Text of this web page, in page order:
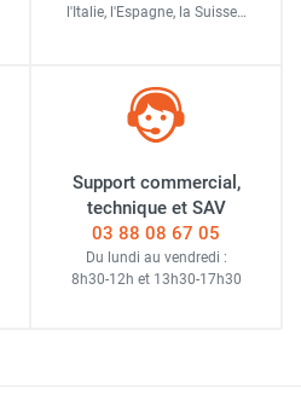
l'Italie, l'Espagne, la Suisse…
Support commercial,
technique et SAV
03 88 08 67 05
Du lundi au vendredi :
8h30-12h et 13h30-17h30